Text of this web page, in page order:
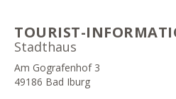
TOURIST-
Stadthaus
Am Gografenhof 3
49186 Bad Iburg